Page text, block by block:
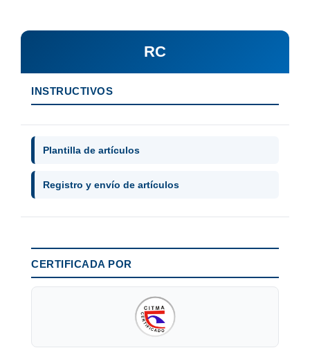
RC
INSTRUCTIVOS
Plantilla de artículos
Registro y envío de artículos
CERTIFICADA POR